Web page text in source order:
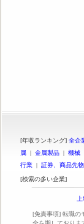
[年収ランキング] 全企
属 | 金属製品 | 機械
行業 | 証券、商品先
[検索の多い企業]
[免責事項] 転職の